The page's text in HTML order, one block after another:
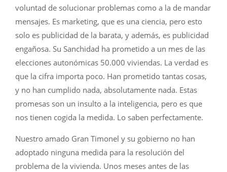
voluntad de solucionar problemas como a la de mandar
mensajes. Es marketing, que es una ciencia, pero esto
solo es publicidad de la barata, y además, es publicidad
engañosa. Su Sanchidad ha prometido a un mes de las
elecciones autonómicas 50.000 viviendas. La verdad es
que la cifra importa poco. Han prometido tantas cosas,
y no han cumplido nada, absolutamente nada. Estas
promesas son un insulto a la inteligencia, pero es que
nos tienen cogida la medida. Lo saben perfectamente.
Nuestro amado Gran Timonel y su gobierno no han
adoptado ninguna medida para la resolución del
problema de la vivienda. Unos meses antes de las